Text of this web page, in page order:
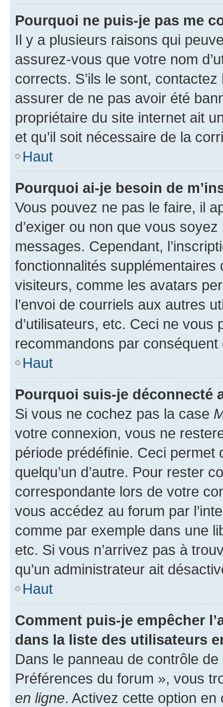
Pourquoi ne puis-je pas me
Il y a plusieurs raisons qui
assurez-vous que votre nom
corrects. S’ils le sont,
assurer de ne pas avoir été
propriétaire du site internet ait
et qu’il soit nécessaire de la
Haut
Pourquoi ai-je besoin de
Vous pouvez ne pas le faire, il
d’exiger ou non que vous
messages. Cependant,
fonctionnalités
visiteurs, comme les avatars
l’envoi de courriels aux autres
d’utilisateurs, etc. Ceci ne vous
recommandons par conséquent
Haut
Pourquoi suis-je déconnecté
Si vous ne cochez pas la case
votre connexion, vous ne
période prédéfinie. Ceci permet
quelqu’un d’autre. Pour rester
correspondante lors de votre
vous accédez au forum par
comme par exemple dans une
etc. Si vous n’arrivez pas à
qu’un administrateur ait
Haut
Comment puis-je empêcher
dans la liste des utilisateurs
Dans le panneau de contrôle
Préférences du forum », vous
en ligne. Activez cette option